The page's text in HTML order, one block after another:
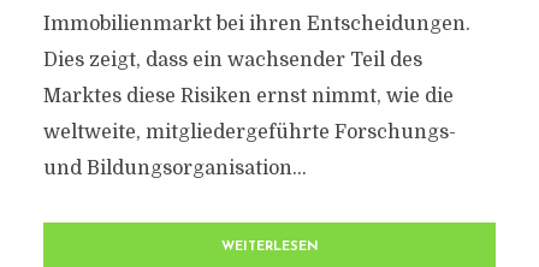
Immobilienmarkt bei ihren Entscheidungen.
Dies zeigt, dass ein wachsender Teil des
Marktes diese Risiken ernst nimmt, wie die
weltweite, mitgliedergeführte Forschungs-
und Bildungsorganisation...
WEITERLESEN